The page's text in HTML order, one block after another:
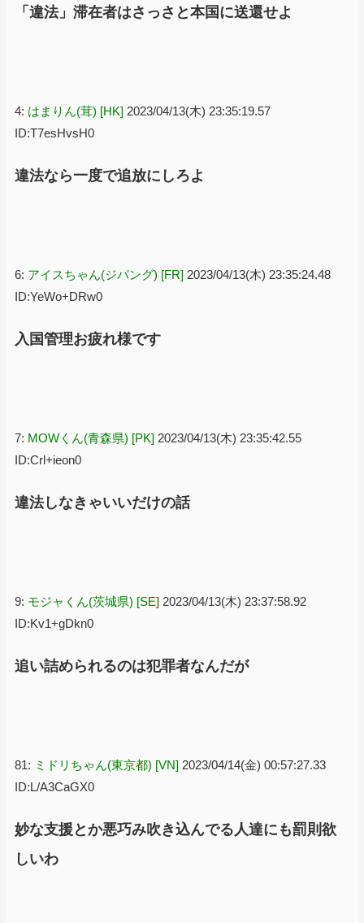
「違法」滞在者はさっさと本国に送還せよ
4: はまりん(茸) [HK] 2023/04/13(木) 23:35:19.57
ID:T7esHvsH0
違法なら一度で追放にしろよ
6: アイスちゃん(ジパング) [FR] 2023/04/13(木) 23:35:24.48
ID:YeWo+DRw0
入国管理お疲れ様です
7: MOWくん(青森県) [PK] 2023/04/13(木) 23:35:42.55
ID:Crl+ieon0
違法しなきゃいいだけの話
9: モジャくん(茨城県) [SE] 2023/04/13(木) 23:37:58.92
ID:Kv1+gDkn0
追い詰められるのは犯罪者なんだが
81: ミドリちゃん(東京都) [VN] 2023/04/14(金) 00:57:27.33
ID:L/A3CaGX0
妙な支援とか悪巧み吹き込んでる人達にも罰則欲
しいわ